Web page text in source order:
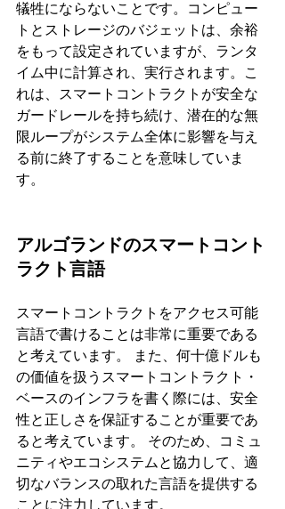
犠牲にならないことです。コンピュー
トとストレージのバジェットは、余裕
をもって設定されていますが、ランタ
イム中に計算され、実行されます。こ
れは、スマートコントラクトが安全な
ガードレールを持ち続け、潜在的な無
限ループがシステム全体に影響を与え
る前に終了することを意味していま
す。
アルゴランドのスマートコント
ラクト言語
スマートコントラクトをアクセス可能
言語で書けることは非常に重要である
と考えています。 また、何十億ドルも
の価値を扱うスマートコントラクト・
ベースのインフラを書く際には、安全
性と正しさを保証することが重要であ
ると考えています。 そのため、コミュ
ニティやエコシステムと協力して、適
切なバランスの取れた言語を提供する
ことに注力しています。